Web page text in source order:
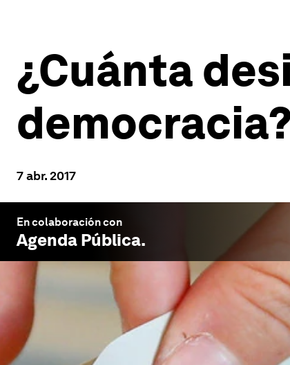
¿Cuánta
7 abr. 2017
En colaboración con
Agenda Pública.